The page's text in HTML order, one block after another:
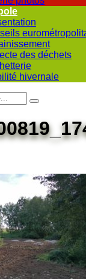
des déchets
hivernale